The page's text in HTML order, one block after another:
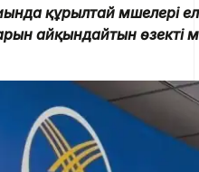
құрылтай мүшелері ел
айқындайтын өзекті